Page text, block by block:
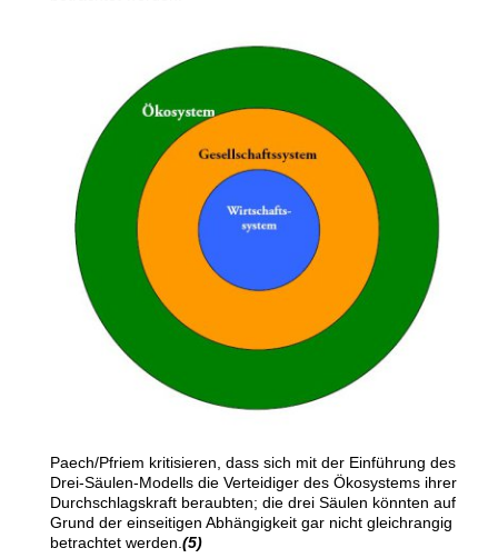
Paech/Pfriem kritisieren, dass sich mit der Einführung des
Drei-Säulen-Modells die Verteidiger des Ökosystems ihrer
Durchschlagskraft beraubten; die drei Säulen könnten auf
Grund der einseitigen Abhängigkeit gar nicht gleichrangig
betrachtet werden.(5)